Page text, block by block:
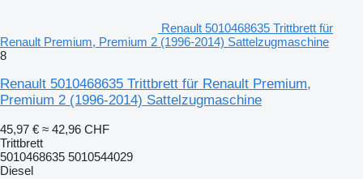
Renault 5010468635 Trittbrett für
Renault Premium, Premium 2 (1996-2014) Sattelzugmaschine
8
Renault 5010468635 Trittbrett für Renault Premium,
Premium 2 (1996-2014) Sattelzugmaschine
45,97 € ≈ 42,96 CHF
Trittbrett
5010468635 5010544029
Diesel